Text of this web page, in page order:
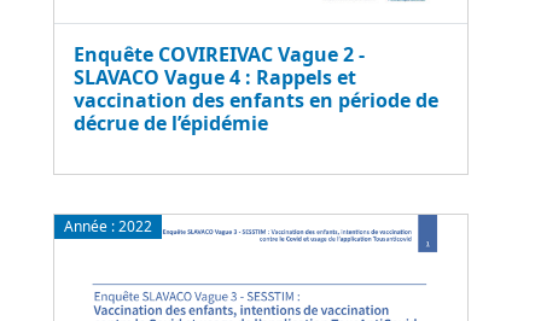
Enquête COVIREIVAC Vague 2 -
SLAVACO Vague 4 : Rappels et
vaccination des enfants en période de
décrue de l’épidémie
Année :2022